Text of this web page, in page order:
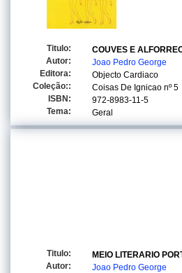
Titulo:
COUVES E
Autor:
Joao Pedro George
Editora:
Objecto Cardiaco
Coleção::
Coisas De Ignicao nº 5
ISBN:
972-8983-11-5
Tema:
Geral
Titulo:
MEIO LITERARIO
Autor:
Joao Pedro George